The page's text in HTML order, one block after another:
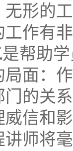
形的
作有
是帮助
面：
的关
信和
师将